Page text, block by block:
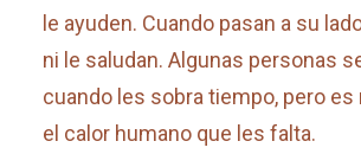
le ayuden. Cuando pasan a su
ni le saludan. Algunas personas
cuando les sobra tiempo, pero
el calor humano que les falta.